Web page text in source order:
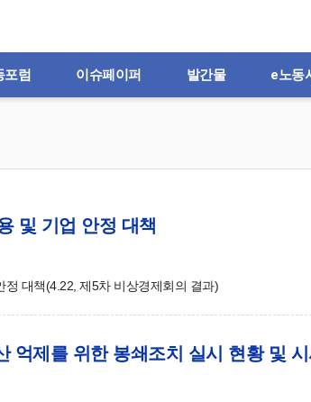
포럼 이슈페이퍼 발간물 e노동
및 기업 안정 대책
대책(4.22, 제5차 비상경제회의 결과)
억제를 위한 봉쇄조치 실시 현황 및 시